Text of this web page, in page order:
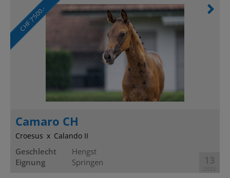
CHF 7’500.-
Camaro CH
Croesus Calando II
Geschlecht
Hengst
Eignung
Springen 13